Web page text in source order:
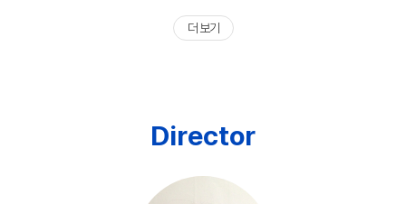
더 보기
Director